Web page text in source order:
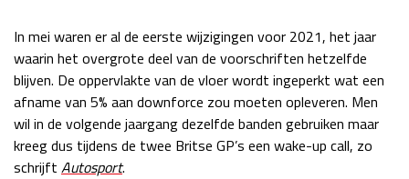
Race
zo 21:00 - 23:00
Kwalificatie
za 05:00 - 06:00
Race
zo 05:00 - 07:00
GP ABU DHABI 2026 04 - 06 dec
Kwalificatie
za 15:00 - 16:00
Race
In mei waren er al de eerste wijzigingen voor 2021, het jaar
waarin het overgrote deel van de voorschriften hetzelfde
blijven. De oppervlakte van de vloer wordt ingeperkt wat een
afname van 5% aan downforce zou moeten opleveren. Men
wil in de volgende jaargang dezelfde banden gebruiken maar
kreeg dus tijdens de twee Britse GP’s een wake-up call, zo
schrijft Autosport.